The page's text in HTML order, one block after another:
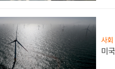
사회
미